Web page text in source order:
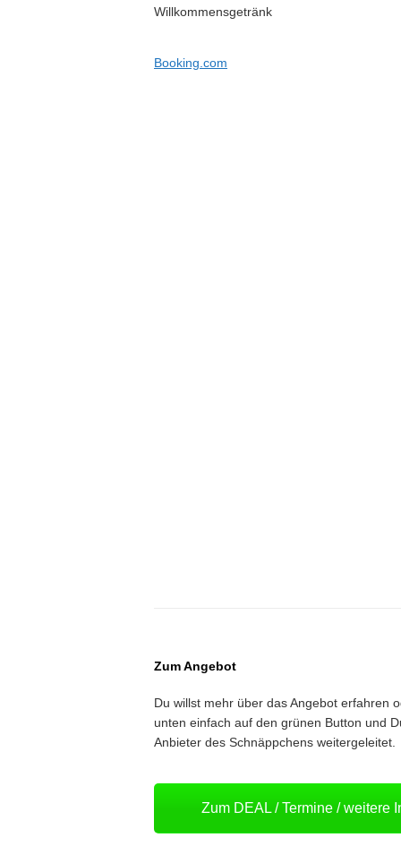
Willkommensgetränk
Booking.com
Zum Angebot
Du willst mehr über das Angebot erfahren
unten einfach auf den grünen Button und
Anbieter des Schnäppchens weitergeleitet.
Zum DEAL / Termine / weitere